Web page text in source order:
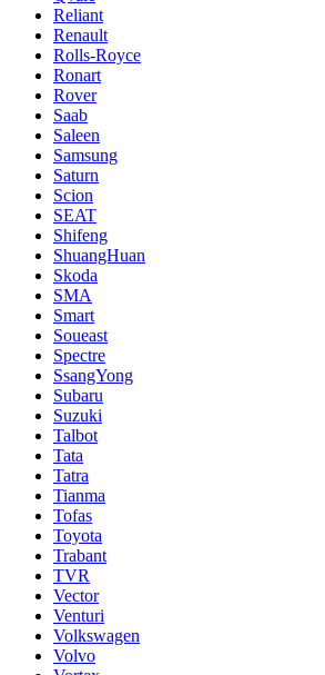
Reliant
Renault
Rolls-Royce
Ronart
Rover
Saab
Saleen
Samsung
Saturn
Scion
SEAT
Shifeng
ShuangHuan
Skoda
SMA
Smart
Soueast
Spectre
SsangYong
Subaru
Suzuki
Talbot
Tata
Tatra
Tianma
Tofas
Toyota
Trabant
TVR
Vector
Venturi
Volkswagen
Volvo